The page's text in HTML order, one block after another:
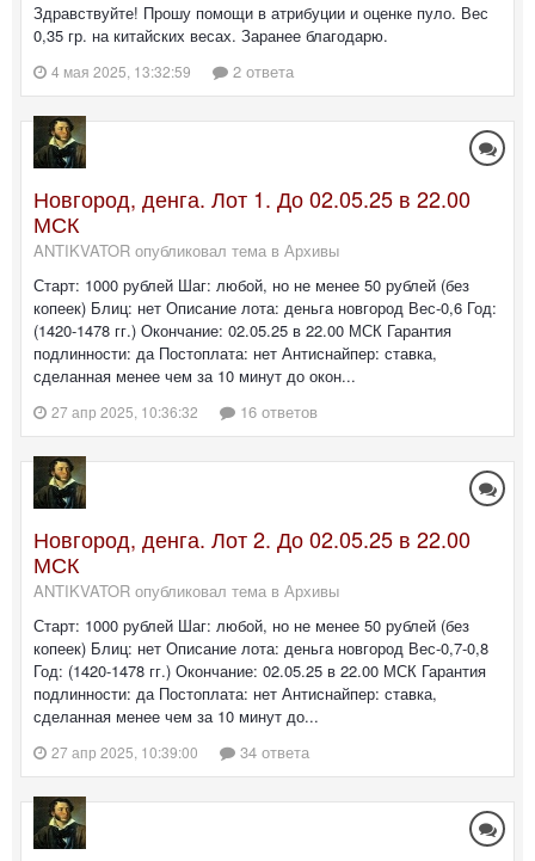
Здравствуйте! Прошу помощи в атрибуции и оценке пуло. Вес
0,35 гр. на китайских весах. Заранее благодарю.
4 мая 2025, 13:32:59 2 ответа
Новгород, денга. Лот 1. До 02.05.25 в 22.00
МСК
ANTIKVATOR опубликовал тема в Архивы
Старт: 1000 рублей Шаг: любой, но не менее 50 рублей (без
копеек) Блиц: нет Описание лота: деньга новгород Вес-0,6 Год:
(1420-1478 гг.) Окончание: 02.05.25 в 22.00 МСК Гарантия
подлинности: да Постоплата: нет Антиснайпер: ставка,
сделанная менее чем за 10 минут до окон...
27 апр 2025, 10:36:32 16 ответов
Новгород, денга. Лот 2. До 02.05.25 в 22.00
МСК
ANTIKVATOR опубликовал тема в Архивы
Старт: 1000 рублей Шаг: любой, но не менее 50 рублей (без
копеек) Блиц: нет Описание лота: деньга новгород Вес-0,7-0,8
Год: (1420-1478 гг.) Окончание: 02.05.25 в 22.00 МСК Гарантия
подлинности: да Постоплата: нет Антиснайпер: ставка,
сделанная менее чем за 10 минут до...
27 апр 2025, 10:39:00 34 ответа